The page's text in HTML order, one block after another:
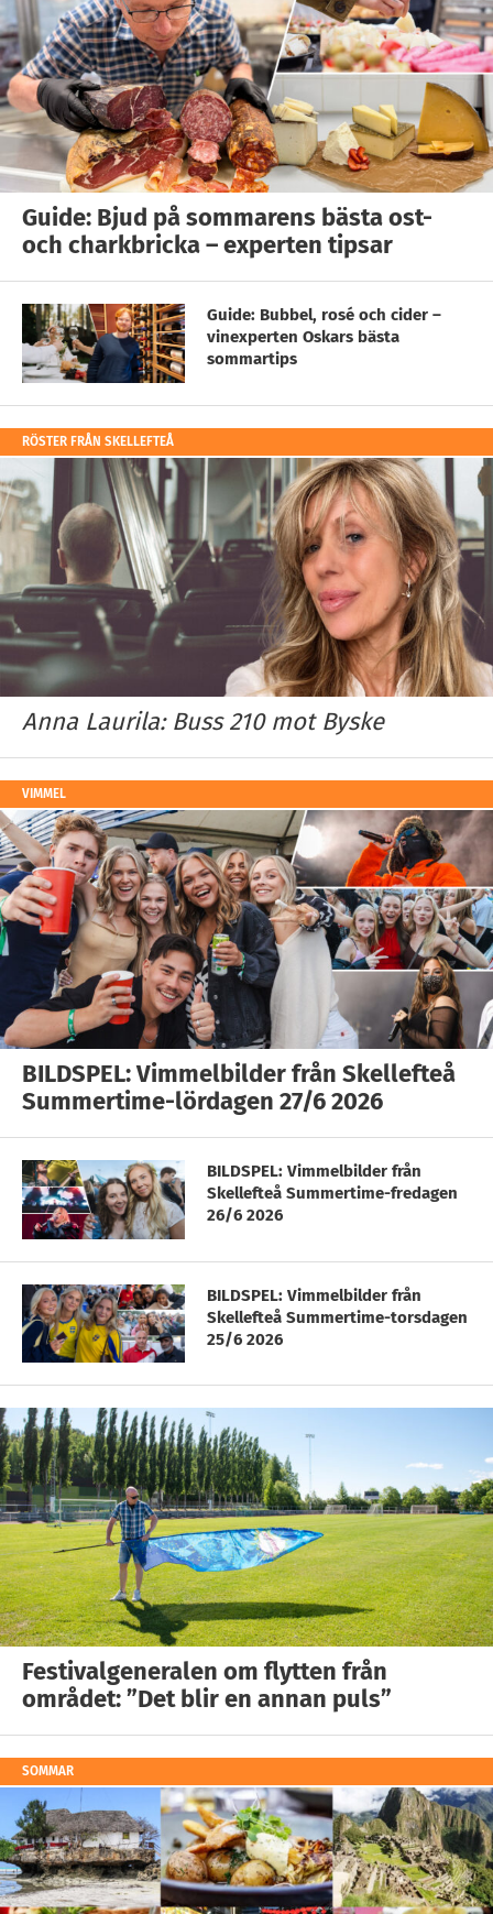
Guide: Bjud på sommarens bästa ost-
och charkbricka – experten tipsar
Guide: Bubbel, rosé och cider –
vinexperten Oskars bästa
sommartips
RÖSTER FRÅN SKELLEFTEÅ
Anna Laurila: Buss 210 mot Byske
VIMMEL
BILDSPEL: Vimmelbilder från Skellefteå
Summertime-lördagen 27/6 2026
BILDSPEL: Vimmelbilder från
Skellefteå Summertime-fredagen
26/6 2026
BILDSPEL: Vimmelbilder från
Skellefteå Summertime-torsdagen
25/6 2026
Festivalgeneralen om flytten från
området: ”Det blir en annan puls”
SOMMAR